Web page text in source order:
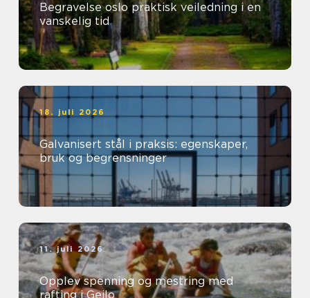
Begravelse oslo praktisk veiledning i en
vanskelig tid
18. juli 2026
Galvanisert stål i praksis: egenskaper,
bruk og begrensninger
11. juli 2026
Opplev spenning og mestring med
rafting i Geilo